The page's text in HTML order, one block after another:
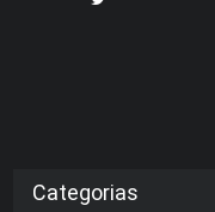
Categorias